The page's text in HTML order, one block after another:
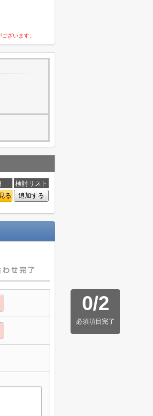
ざいます。
検討リスト
る 追加する
0/2
必須項目完了